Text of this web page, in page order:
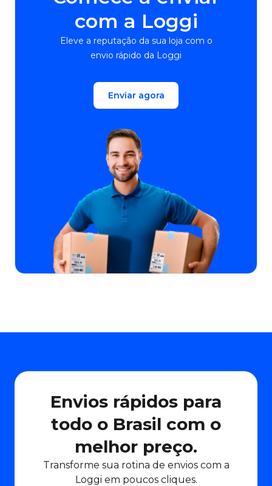
com a Loggi
Eleve a reputação da sua loja com o
envio rápido da Loggi
Enviar agora
Envios rápidos para
todo o Brasil com o
melhor preço.
Transforme sua rotina de envios com a
Loggi em poucos cliques.